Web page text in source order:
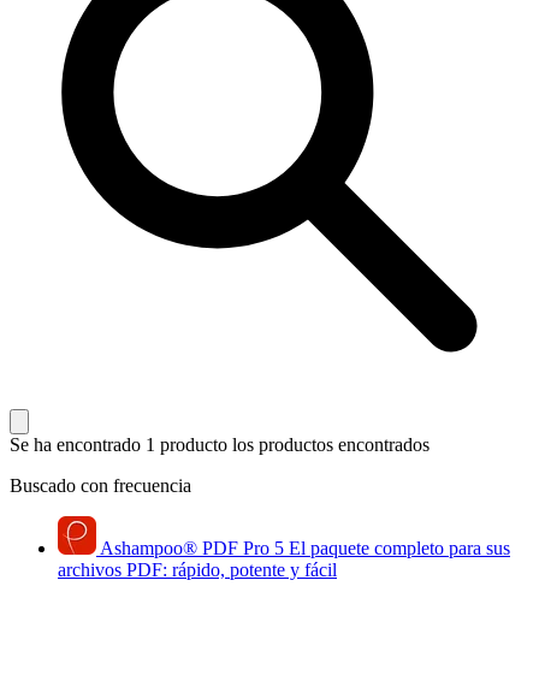
Se ha encontrado 1 producto los productos encontrados
Buscado con frecuencia
Ashampoo® PDF Pro 5 El paquete completo para sus
archivos PDF: rápido, potente y fácil